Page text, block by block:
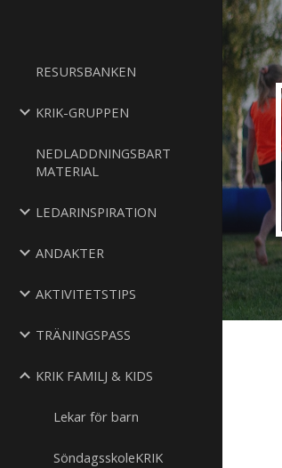
RESURSBANKEN
KRIK-GRUPPEN
NEDLADDNINGSBART
MATERIAL
LEDARINSPIRATION
ANDAKTER
AKTIVITETSTIPS
TRÄNINGSPASS
KRIK FAMILJ & KIDS
Lekar för barn
SöndagsskoleKRIK